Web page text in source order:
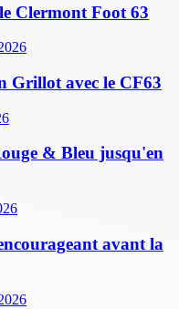
Clermont Foot 63
Grillot avec le CF63
& Bleu jusqu'en
avant la